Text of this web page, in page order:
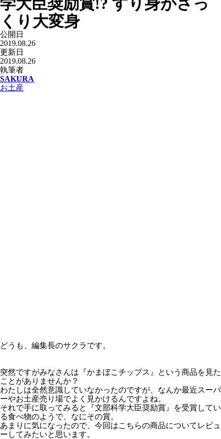
くり大変身
公開日
2019.08.26
更新日
2019.08.26
執筆者
SAKURA
お土産
どうも、編集長のサクラです。
突然ですがみなさんは『かまぼこチップス』という商品を見た
ことがありませんか？
わたしは全然意識していなかったのですが、なんか最近スーパ
ーやお土産売り場でよく見かけるんですよね。
それで手に取ってみると『文部科学大臣奨励賞』を受賞してい
る食べ物のようで、なにその賞。
あまりに気になったので、今回はこちらの商品についてレビュ
ーしてみたいと思います。